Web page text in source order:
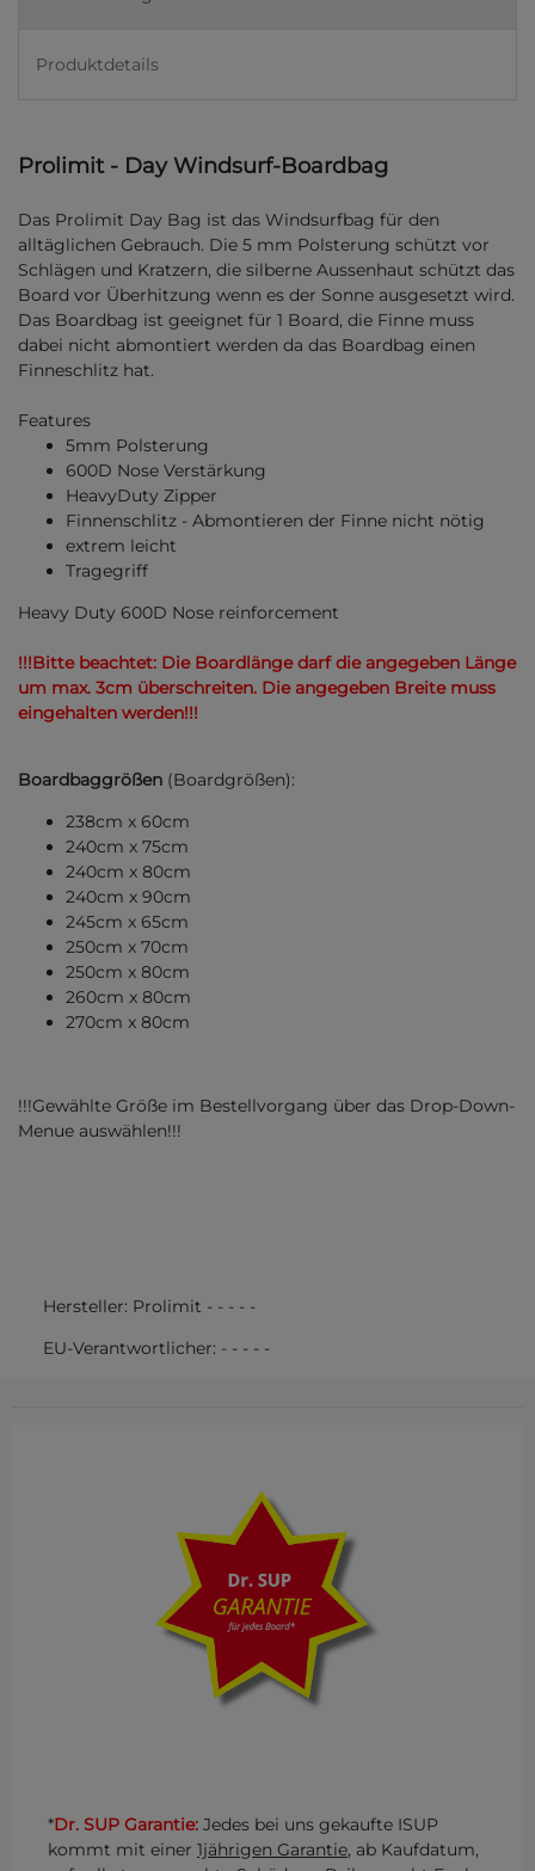
Produktdetails
Prolimit - Day Windsurf-Boardbag
Das Prolimit Day Bag ist das Windsurfbag für den
alltäglichen Gebrauch. Die 5 mm Polsterung schützt vor
Schlägen und Kratzern, die silberne Aussenhaut schützt das
Board vor Überhitzung wenn es der Sonne ausgesetzt wird.
Das Boardbag ist geeignet für 1 Board, die Finne muss
dabei nicht abmontiert werden da das Boardbag einen
Finneschlitz hat.
Features
5mm Polsterung
600D Nose Verstärkung
HeavyDuty Zipper
Finnenschlitz - Abmontieren der Finne nicht nötig
extrem leicht
Tragegriff
Heavy Duty 600D Nose reinforcement
!!!Bitte beachtet: Die Boardlänge darf die angegeben Länge
um max. 3cm überschreiten. Die angegeben Breite muss
eingehalten werden!!!
Boardbaggrößen (Boardgrößen):
238cm x 60cm
240cm x 75cm
240cm x 80cm
240cm x 90cm
245cm x 65cm
250cm x 70cm
250cm x 80cm
260cm x 80cm
270cm x 80cm
!!!Gewählte Größe im Bestellvorgang über das Drop-Down-
Menue auswählen!!!
Hersteller: Prolimit - - - - -
EU-Verantwortlicher: - - - - -
*Dr. SUP Garantie: Jedes bei uns gekaufte ISUP
kommt mit einer 1jährigen Garantie, ab Kaufdatum,